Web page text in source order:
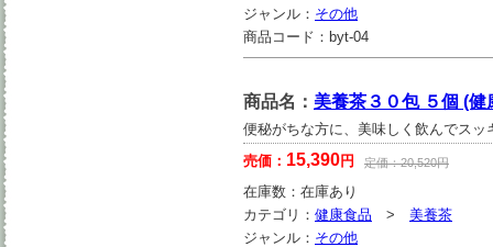
ジャンル： その他
商品コード： byt-04
商品名： 美養茶３０包 ５個 (
便秘がちな方に、美味しく飲んでスッ
売価： 15,390円 定価：20,520円
在庫数： 在庫あり
カテゴリ： 健康食品 > 美養茶
ジャンル： その他